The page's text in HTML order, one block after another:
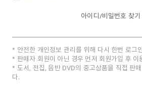
아이디/비밀번호 찾기
안전한 개인정보 관리를 위해 다시 한번 로그
판매자 회원이 아닌 경우 먼저 회원가입 후 이
도서, 전집, 음반 DVD의 중고상품을 직접 판
다.